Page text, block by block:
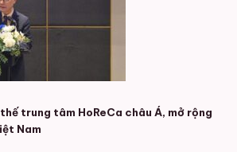
trung tâm HoReCa châu Á, mở rộng
Nam